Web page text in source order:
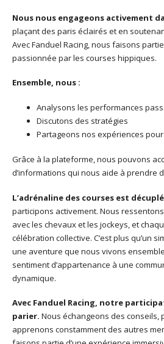
Nous nous engageons activement
plaçant des paris éclairés et en
Avec Fanduel Racing, nous faisons
passionnée par les courses hippiques.
Ensemble, nous :
Analysons les performances
Discutons des stratégies
Partageons nos expériences
Grâce à la plateforme, nous pouvons
d’informations qui nous aide à prendre
L’adrénaline des courses est
participons activement. Nous
avec les chevaux et les jockeys, et
célébration collective. C’est plus qu’un
une aventure que nous vivons
sentiment d’appartenance à une
dynamique.
Avec Fanduel Racing, notre
parier. Nous échangeons des conseils,
apprenons constamment des autres